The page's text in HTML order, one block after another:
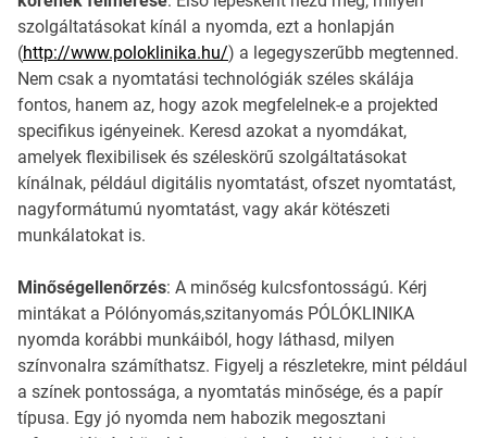
szolgáltatásokat kínál a nyomda, ezt a honlapján
(http://www.poloklinika.hu/) a legegyszerűbb megtenned.
Nem csak a nyomtatási technológiák széles skálája
fontos, hanem az, hogy azok megfelelnek-e a projekted
specifikus igényeinek. Keresd azokat a nyomdákat,
amelyek flexibilisek és széleskörű szolgáltatásokat
kínálnak, például digitális nyomtatást, ofszet nyomtatást,
nagyformátumú nyomtatást, vagy akár kötészeti
munkálatokat is.
Minőségellenőrzés: A minőség kulcsfontosságú. Kérj
mintákat a Pólónyomás,szitanyomás PÓLÓKLINIKA
nyomda korábbi munkáiból, hogy láthasd, milyen
színvonalra számíthatsz. Figyelj a részletekre, mint például
a színek pontossága, a nyomtatás minősége, és a papír
típusa. Egy jó nyomda nem habozik megosztani